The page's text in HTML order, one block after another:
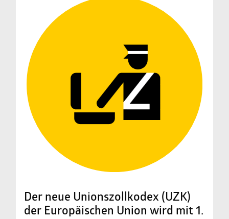
Der neue Unionszollkodex (UZK)
der Europäischen Union wird mit 1.